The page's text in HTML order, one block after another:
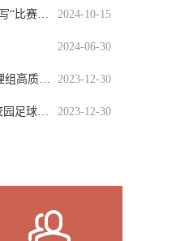
2024-10-15
吴江区运河实验初级中学“汉字书写“比赛评选结果通知
2024-06-30
2023-12-30
创新作业设计实践成果：我校物理组高质量作业设计又获吴江区一等
2023-12-30
我校荣获吴江区“区长杯”青少年校园足球联赛初中组第七名！